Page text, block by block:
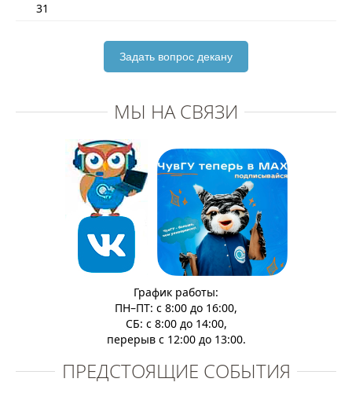
31
Задать вопрос декану
МЫ НА СВЯЗИ
График работы:
ПН–ПТ: с 8:00 до 16:00,
СБ: с 8:00 до 14:00,
перерыв с 12:00 до 13:00.
ПРЕДСТОЯЩИЕ СОБЫТИЯ